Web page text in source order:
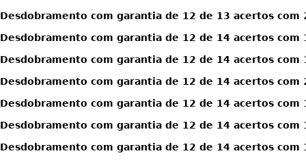
Desdobramento com garantia de 12 de 13 acertos com
Desdobramento com garantia de 12 de 14 acertos com
Desdobramento com garantia de 12 de 14 acertos com
Desdobramento com garantia de 12 de 14 acertos com
Desdobramento com garantia de 12 de 14 acertos com
Desdobramento com garantia de 12 de 14 acertos com
Desdobramento com garantia de 12 de 14 acertos com